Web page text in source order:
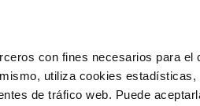
con fines necesarios para el
utiliza cookies
de tráfico web. Puede
ECOMMERCE LSSI CANAL